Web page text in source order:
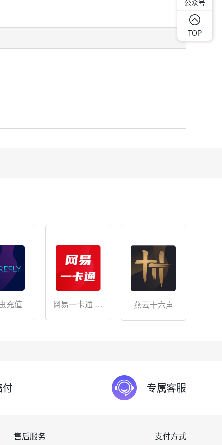
充值
网易一卡通 储
燕云十六声
公众号
TOP
专属客服
售后服务 支付方式